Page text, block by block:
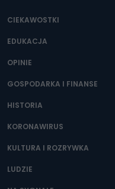
CIEKAWOSTKI
EDUKACJA
OPINIE
GOSPODARKA I FINANSE
HISTORIA
KORONAWIRUS
KULTURA I ROZRYWKA
LUDZIE